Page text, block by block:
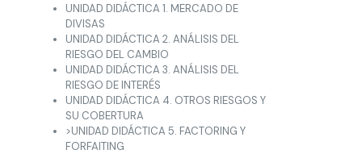
UNIDAD DIDÁCTICA 1. MERCADO DE
DIVISAS
UNIDAD DIDÁCTICA 2. ANÁLISIS DEL
RIESGO DEL CAMBIO
UNIDAD DIDÁCTICA 3. ANÁLISIS DEL
RIESGO DE INTERÉS
UNIDAD DIDÁCTICA 4. OTROS RIESGOS Y
SU COBERTURA
>UNIDAD DIDÁCTICA 5. FACTORING Y
FORFAITING